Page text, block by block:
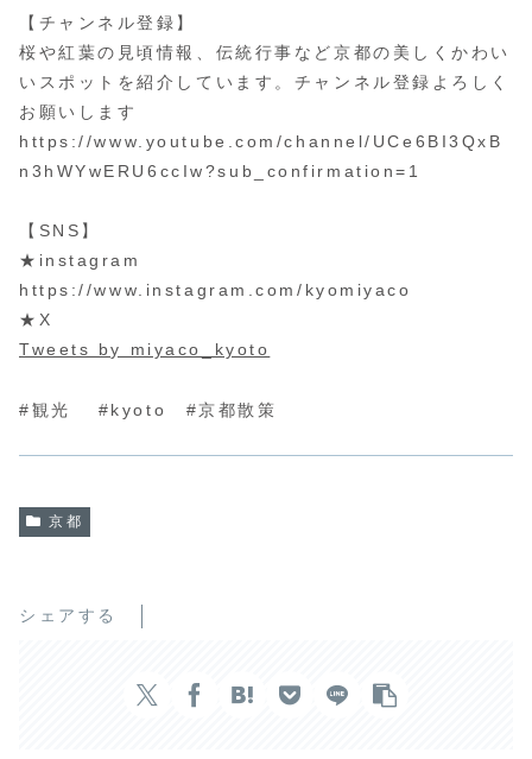
【チャンネル登録】
桜や紅葉の見頃情報、伝統行事など京都の美しくかわい
いスポットを紹介しています。チャンネル登録よろしく
お願いします
https://www.youtube.com/channel/UCe6BI3QxB
n3hWYwERU6ccIw?sub_confirmation=1
【SNS】
★instagram
https://www.instagram.com/kyomiyaco
★X
Tweets by miyaco_kyoto
#観光 #kyoto #京都散策
京都
シェアする